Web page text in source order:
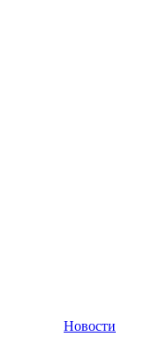
Новости